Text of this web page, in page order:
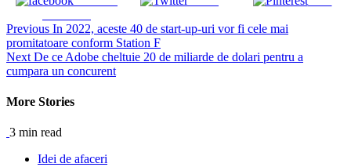
Continue
Reading
Previous In 2022, aceste 40 de start-up-uri vor fi cele mai
promitatoare conform Station F
Next De ce Adobe cheltuie 20 de miliarde de dolari pentru a
cumpara un concurent
More Stories
3 min read
Idei de afaceri